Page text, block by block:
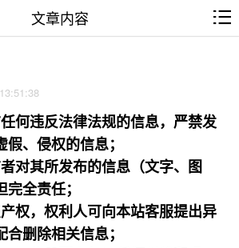
文章内容
何违反法律法规的信息，严禁发
、侵权的信息；
对其所发布的信息（文字、图
全责任；
权，权利人可向本站客服提出异
删除相关信息；